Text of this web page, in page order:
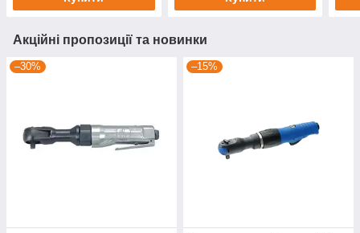
Акційні пропозиції та новинки
–30% –15%